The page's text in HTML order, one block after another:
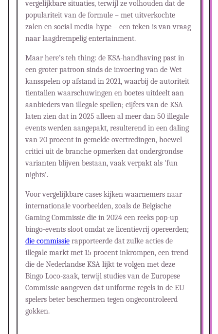
vergelijkbare situaties, terwijl ze volhouden dat de
populariteit van de formule – met uitverkochte
zalen en social media-hype – een teken is van vraag
naar laagdrempelig entertainment.
Maar here's teh thing: de KSA-handhaving past in
een groter patroon sinds de invoering van de Wet
kansspelen op afstand in 2021, waarbij de autoriteit
tientallen waarschuwingen en boetes uitdeelt aan
aanbieders van illegale spellen; cijfers van de KSA
laten zien dat in 2025 alleen al meer dan 50 illegale
events werden aangepakt, resulterend in een daling
van 20 procent in gemelde overtredingen, hoewel
critici uit de branche opmerken dat ondergrondse
varianten blijven bestaan, vaak verpakt als 'fun
nights'.
Voor vergelijkbare cases kijken waarnemers naar
internationale voorbeelden, zoals de Belgische
Gaming Commissie die in 2024 een reeks pop-up
bingo-events sloot omdat ze licentievrij opereerden;
die commissie rapporteerde dat zulke acties de
illegale markt met 15 procent inkrompen, een trend
die de Nederlandse KSA lijkt te volgen met deze
Bingo Loco-zaak, terwijl studies van de Europese
Commissie aangeven dat uniforme regels in de EU
spelers beter beschermen tegen ongecontroleerd
gokken.